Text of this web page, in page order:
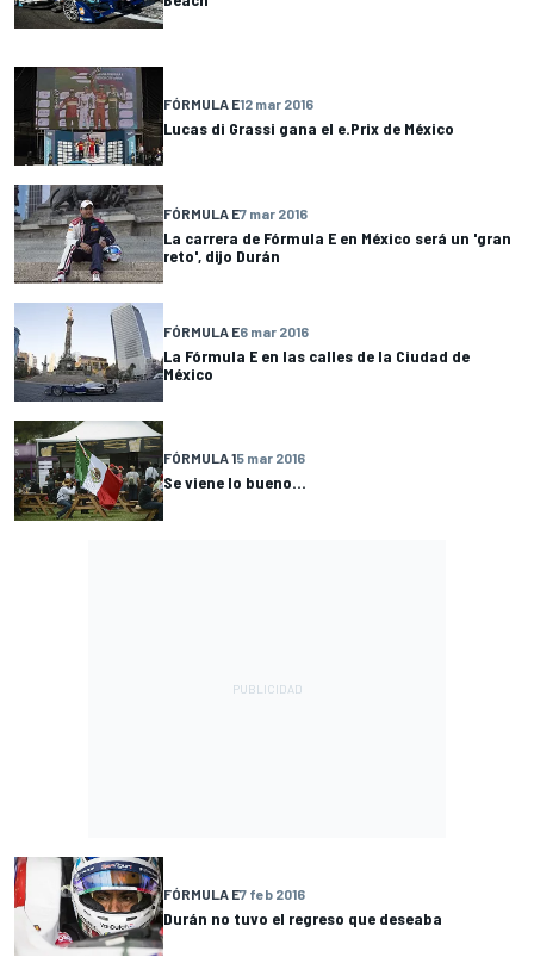
FÓRMULA E12 mar 2016
Lucas di Grassi gana el e.Prix de México
FÓRMULA E7 mar 2016
La carrera de Fórmula E en México será un 'gran
reto', dijo Durán
FÓRMULA E6 mar 2016
La Fórmula E en las calles de la Ciudad de
México
FÓRMULA 15 mar 2016
Se viene lo bueno…
FÓRMULA E7 feb 2016
Durán no tuvo el regreso que deseaba